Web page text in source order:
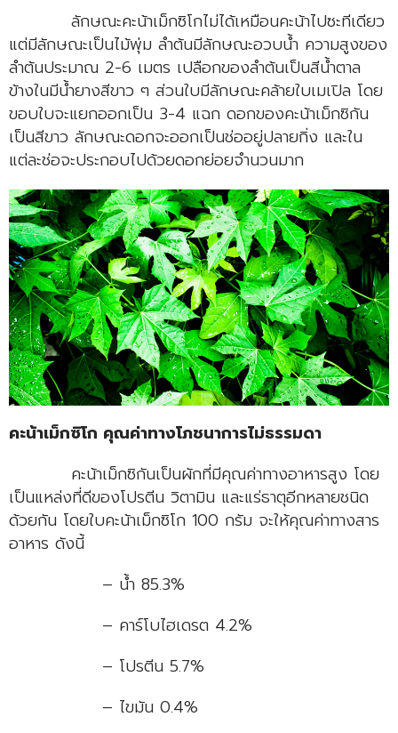
ลักษณะคะน้าเม็กซิโกไม่ได้เหมือนคะน้าไปซะทีเดียว
แต่มีลักษณะเป็นไม้พุ่ม ลำต้นมีลักษณะอวบน้ำ ความสูงของ
ลำต้นประมาณ 2-6 เมตร เปลือกของลำต้นเป็นสีน้ำตาล
ข้างในมีน้ำยางสีขาว ๆ ส่วนใบมีลักษณะคล้ายใบเมเปิล โดย
ขอบใบจะแยกออกเป็น 3-4 แฉก ดอกของคะน้าเม็กซิกัน
เป็นสีขาว ลักษณะดอกจะออกเป็นช่ออยู่ปลายกิ่ง และใน
แต่ละช่อจะประกอบไปด้วยดอกย่อยจำนวนมาก
คะน้าเม็กซิโก คุณค่าทางโภชนาการไม่ธรรมดา
คะน้าเม็กซิกันเป็นผักที่มีคุณค่าทางอาหารสูง โดย
เป็นแหล่งที่ดีของโปรตีน วิตามิน และแร่ธาตุอีกหลายชนิด
ด้วยกัน โดยใบคะน้าเม็กซิโก 100 กรัม จะให้คุณค่าทางสาร
อาหาร ดังนี้
– น้ำ 85.3%
– คาร์โบไฮเดรต 4.2%
– โปรตีน 5.7%
– ไขมัน 0.4%